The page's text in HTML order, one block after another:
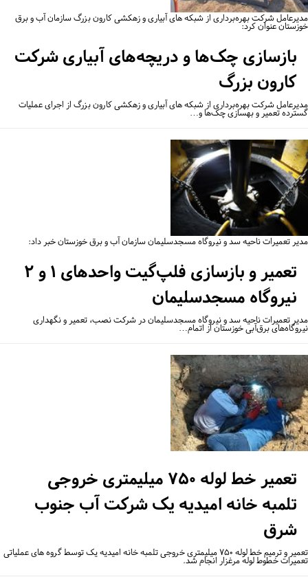
شرکت بهره‌برداری از شبکه‌ های آبیاری و زهکشی کارون بزرگ سازمان آب و برق
عنوان کرد:
بازسازی چک‌ها و دریچه‌های آبیاری شرکت
کارون بزرگ
شرکت بهره‌برداری از شبکه‌ های آبیاری و زهکشی کارون بزرگ از اجرای عملیات
تعمیر و بهسازی چک‌ها و…
تعمیرات ناحیه سد و نیروگاه مسجدسلیمان سازمان آب و برق خوزستان خبر داد:
تعمیر و بازسازی فلپ‌گیت واحدهای ۱ و ۲
نیروگاه مسجدسلیمان
تعمیرات ناحیه سد و نیروگاه مسجدسلیمان در شرکت نصب، تعمیر و نگهداری
برق‌آبی خوزستان از اتمام…
تعمیر خط لوله ۷۵۰ میلیمتری خروجی
تلمبه خانه امیدیه یک شرکت آب جنوب
شرق
تعمیر و ترمیم خط لوله ۷۵۰ میلیمتری خروجی تلمبه خانه امیدیه یک توسط گروه‌ های عملیاتی
خطوط لوله مرغزار انجام شد.